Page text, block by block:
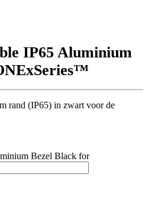
IP65 Aluminium
rand (IP65) in zwart voor de
Bezel Black for